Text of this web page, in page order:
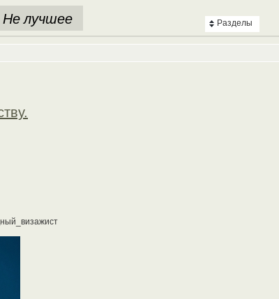
Разделы
Не лучшее